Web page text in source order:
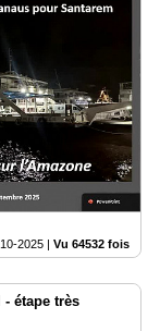
2025 | Vu 64532 fois
étape très